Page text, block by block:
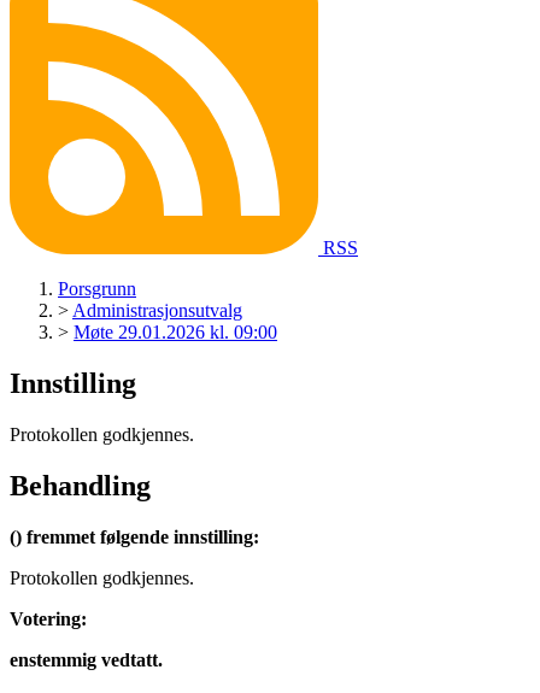
RSS
Porsgrunn
> Administrasjonsutvalg
> Møte 29.01.2026 kl. 09:00
Innstilling
Protokollen godkjennes.
Behandling
() fremmet følgende innstilling:
Protokollen godkjennes.
Votering:
enstemmig vedtatt.